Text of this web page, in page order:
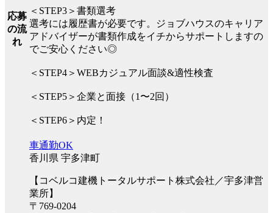
応募
の流
れ
＜STEP3＞書類選考
選考には履歴書が必要です。ジョブハウスのキャリア
アドバイザーが書類作成をイチからサポートしますの
でご安心ください◎
＜STEP4＞WEBカジュアル面談&適性検査
＜STEP5＞企業と面接（1〜2回）
＜STEP6＞内定！
車通勤OK
香川県 宇多津町
【コベルコ建機トータルサポート株式会社／宇多津営
業所】
〒769-0204